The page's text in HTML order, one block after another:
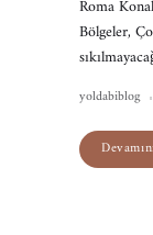
Roma
Bölgeler,
yoldabiblog